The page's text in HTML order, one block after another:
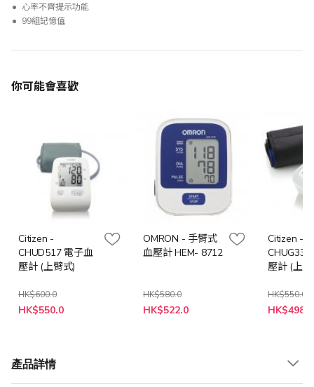
心率不齊提示功能
99組記憶值
你可能會喜歡
Citizen -
CHUD517 電子血
壓計 (上臂式)
HK$600.0
特
HK$550.0
OMRON - 手臂式
血壓計 HEM- 8712
HK$580.0
特
HK$522.0
Citizen -
CHUG330
壓計 (上
HK$550.0
特
HK$498.0
產品詳情